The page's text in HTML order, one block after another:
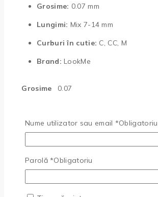
Grosime: 0.07 mm
Lungimi: Mix 7-14 mm
Curburi în cutie: C, CC, M
Brand: LookMe
Grosime 0.07
Recenzii
Nume utilizator sau email *Obligatoriu
Parolă*Obligatoriu